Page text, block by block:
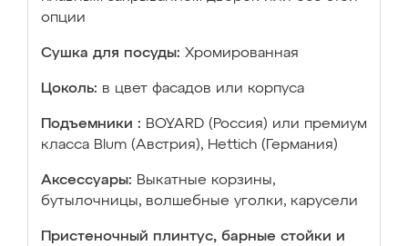
опции
Сушка для посуды: Хромированная
Цоколь: в цвет фасадов или корпуса
Подъемники : BOYARD (Россия) или премиум
класса Blum (Австрия), Hettich (Германия)
Аксессуары: Выкатные корзины,
бутылочницы, волшебные уголки, карусели
Пристеночный плинтус, барные стойки и